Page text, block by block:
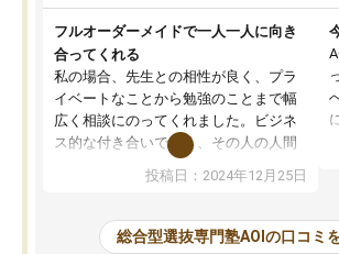
フルオーダーメイドで一人一人に向き
合ってくれる
私の場合、先生との相性が良く、プラ
イベートなことから勉強のことまで幅
広く相談にのってくれました。ビジネ
ス的な付き合いでなく、その人の人間
性までを適切に把握し、むきあってい
るなぁと強く感じることできました。
と相談すると、他の先生も紹介してく
投稿日：2024年12月25日
総合型選抜専門塾AOIの口コミ